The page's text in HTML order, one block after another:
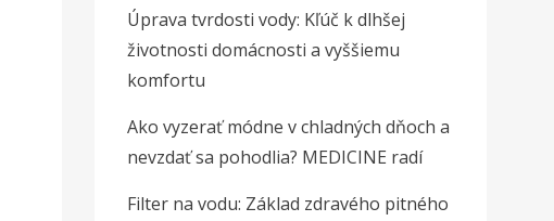
Úprava tvrdosti vody: Kľúč k dlhšej
životnosti domácnosti a vyššiemu
komfortu
Ako vyzerať módne v chladných dňoch a
nevzdať sa pohodlia? MEDICINE radí
Filter na vodu: Základ zdravého pitného